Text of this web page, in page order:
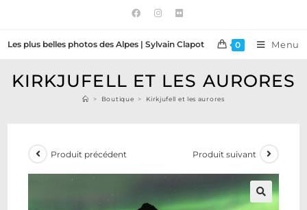
Les plus belles photos des Alpes | Sylvain Clapot 0 Menu
KIRKJUFELL ET LES AURORES
> Boutique > Kirkjufell et les aurores
Produit précédent Produit suivant